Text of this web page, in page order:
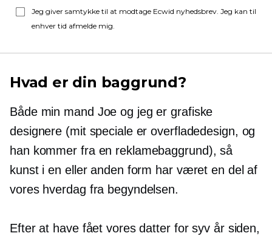
Jeg giver samtykke til at modtage Ecwid nyhedsbrev. Jeg kan til
enhver tid afmelde mig.
Hvad er din baggrund?
Både min mand Joe og jeg er grafiske
designere (mit speciale er overfladedesign, og
han kommer fra en reklamebaggrund), så
kunst i en eller anden form har været en del af
vores hverdag fra begyndelsen.
Efter at have fået vores datter for syv år siden,